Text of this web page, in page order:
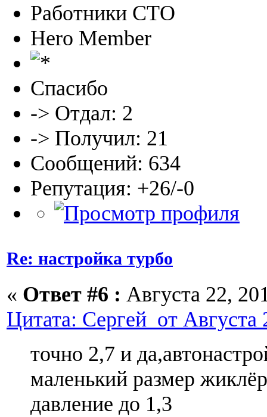
Работники СТО
Hero Member
Спасибо
-> Отдал: 2
-> Получил: 21
Сообщений: 634
Репутация: +26/-0
Re: настройка турбо
« Ответ #6 : Августа 22,
Цитата: Сергей от Августа
точно 2,7 и
маленький размер
давление до 1,3